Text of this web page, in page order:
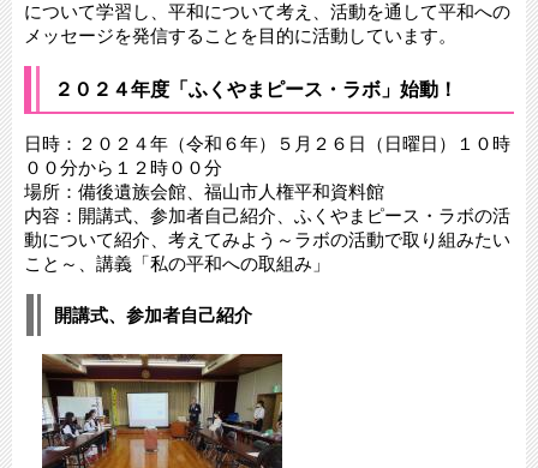
について学習し、平和について考え、活動を通して平和への
メッセージを発信することを目的に活動しています。
２０２４年度「ふくやまピース・ラボ」始動！
日時：２０２４年（令和６年）５月２６日（日曜日）１０時
００分から１２時００分
場所：備後遺族会館、福山市人権平和資料館
内容：開講式、参加者自己紹介、ふくやまピース・ラボの活
動について紹介、考えてみよう～ラボの活動で取り組みたい
こと～、講義「私の平和への取組み」
開講式、参加者自己紹介